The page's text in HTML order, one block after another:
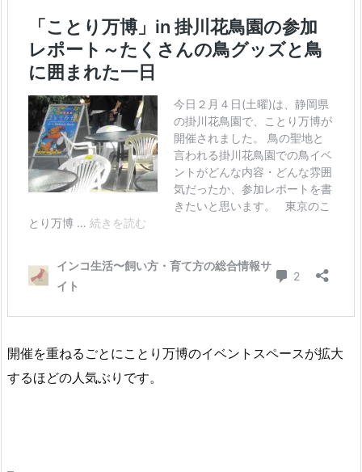
開催を重ねるごとにことり万博のイベントスペースが拡大
するほどの人気ぶりです。